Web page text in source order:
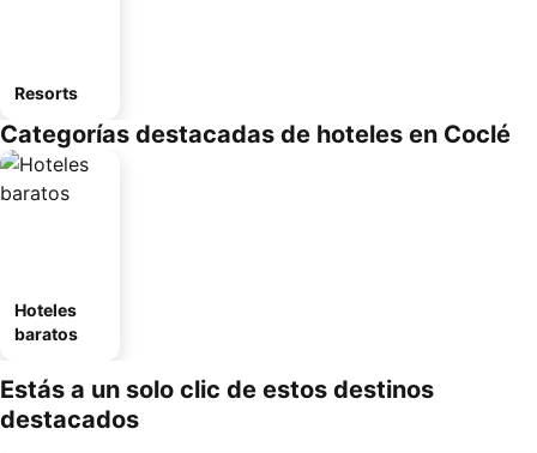
Resorts
Categorías destacadas de hoteles en Coclé
Hoteles
baratos
Estás a un solo clic de estos destinos
destacados